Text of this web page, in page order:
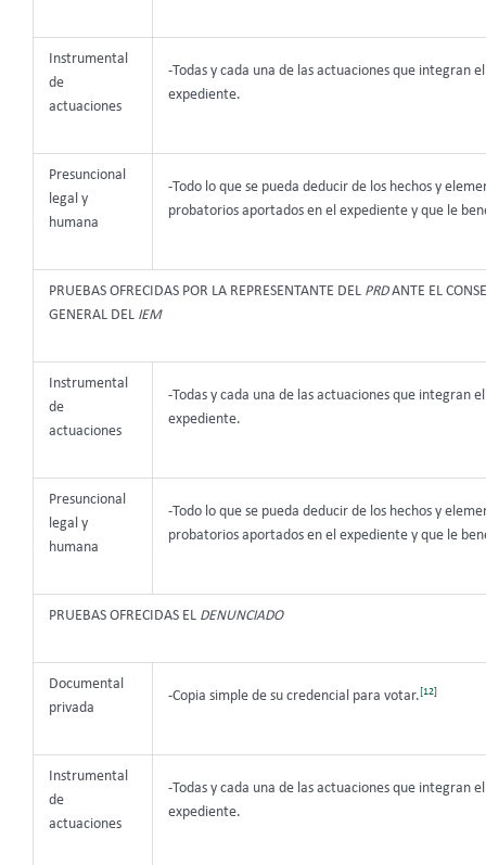
Instrumental
de
actuaciones
-Todas y cada una de las actuaciones que integran el
expediente.
Presuncional
legal y
humana
-Todo lo que se pueda deducir de los hechos y
probatorios aportados en el expediente y que le
PRUEBAS OFRECIDAS POR LA REPRESENTANTE DEL PRDANTE EL
GENERAL DEL IEM
Instrumental
de
actuaciones
-Todas y cada una de las actuaciones que integran el
expediente.
Presuncional
legal y
humana
-Todo lo que se pueda deducir de los hechos y
probatorios aportados en el expediente y que le
PRUEBAS OFRECIDAS EL DENUNCIADO
Documental
privada
-Copia simple de su credencial para votar.[12]
Instrumental
de
actuaciones
-Todas y cada una de las actuaciones que integran el
expediente.